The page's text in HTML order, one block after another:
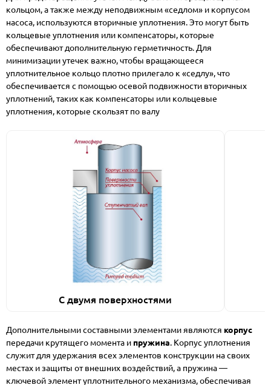
кольцом, а также между неподвижным «седлом» и корпусом
насоса, используются вторичные уплотнения. Это могут быть
кольцевые уплотнения или компенсаторы, которые
обеспечивают дополнительную герметичность. Для
минимизации утечек важно, чтобы вращающееся
уплотнительное кольцо плотно прилегало к «седлу», что
обеспечивается с помощью осевой подвижности вторичных
уплотнений, таких как компенсаторы или кольцевые
уплотнения, которые скользят по валу
С двумя поверхностями
Дополнительными составными элементами являются корпус
передачи крутящего момента и пружина. Корпус уплотнения
служит для удержания всех элементов конструкции на своих
местах и защиты от внешних воздействий, а пружина —
ключевой элемент уплотнительного механизма, обеспечивая